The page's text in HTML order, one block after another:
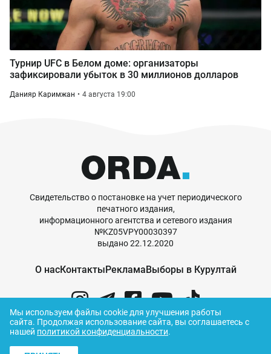
Турнир UFC в Белом доме: организаторы
зафиксировали убыток в 30 миллионов долларов
Данияр Каримжан 4 августа 19:00
Свидетельство о постановке на учет периодического
печатного издания,
информационного агентства и сетевого издания
№KZ05VPY00030397
выдано 22.12.2020
О насКонтактыРекламаВыборы в Курултай
© ORDA,2026.Правила использования
Мы используем файлы cookie для улучшения работы
сайта. Продолжая использование сайта, вы соглашаетесь с
нашей политикой конфиденциальности.